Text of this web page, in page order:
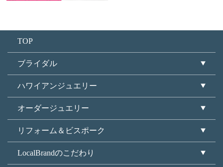
TOP
ブライダル
ハワイアンジュエリー
オーダージュエリー
リフォーム＆ビスポーク
LocalBrandのこだわり